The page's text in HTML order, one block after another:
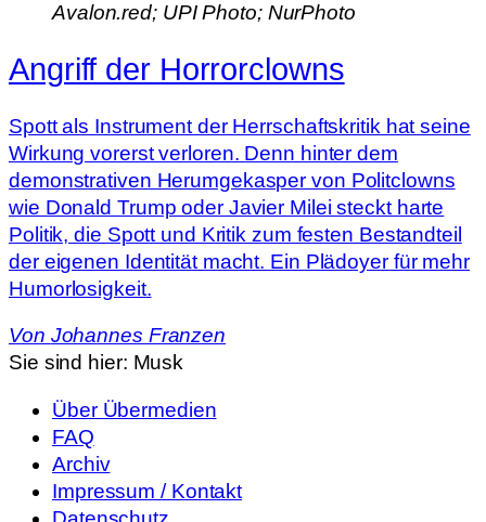
Avalon.red; UPI Photo; NurPhoto
Angriff der Horrorclowns
Spott als Instrument der Herrschaftskritik hat seine
Wirkung vorerst verloren. Denn hinter dem
demonstrativen Herumgekasper von Politclowns
wie Donald Trump oder Javier Milei steckt harte
Politik, die Spott und Kritik zum festen Bestandteil
der eigenen Identität macht. Ein Plädoyer für mehr
Humorlosigkeit.
Von Johannes Franzen
Sie sind hier: Musk
Über Übermedien
FAQ
Archiv
Impressum / Kontakt